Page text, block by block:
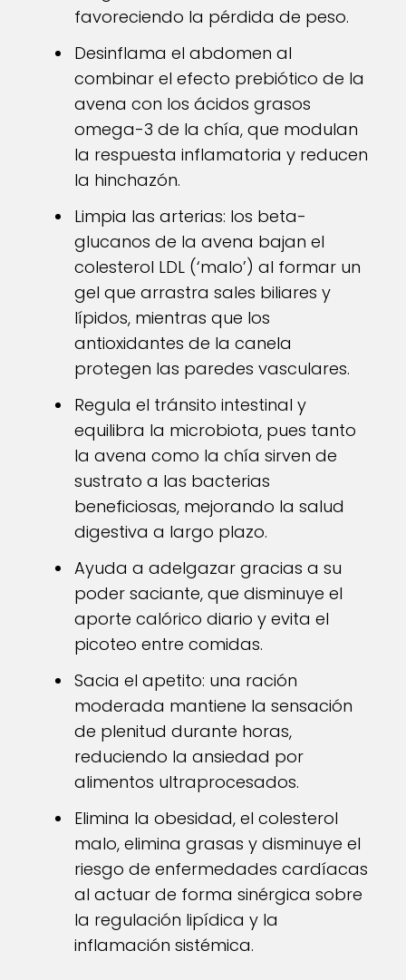
favoreciendo la pérdida de peso.
Desinflama el abdomen al
combinar el efecto prebiótico de la
avena con los ácidos grasos
omega-3 de la chía, que modulan
la respuesta inflamatoria y reducen
la hinchazón.
Limpia las arterias: los beta-
glucanos de la avena bajan el
colesterol LDL (‘malo’) al formar un
gel que arrastra sales biliares y
lípidos, mientras que los
antioxidantes de la canela
protegen las paredes vasculares.
Regula el tránsito intestinal y
equilibra la microbiota, pues tanto
la avena como la chía sirven de
sustrato a las bacterias
beneficiosas, mejorando la salud
digestiva a largo plazo.
Ayuda a adelgazar gracias a su
poder saciante, que disminuye el
aporte calórico diario y evita el
picoteo entre comidas.
Sacia el apetito: una ración
moderada mantiene la sensación
de plenitud durante horas,
reduciendo la ansiedad por
alimentos ultraprocesados.
Elimina la obesidad, el colesterol
malo, elimina grasas y disminuye el
riesgo de enfermedades cardíacas
al actuar de forma sinérgica sobre
la regulación lipídica y la
inflamación sistémica.